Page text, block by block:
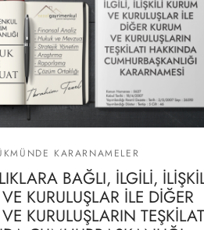
KARARNAMELER
BAĞLI, İLGİLİ,
KURULUŞLAR İLE DİĞER
KURULUŞLARIN